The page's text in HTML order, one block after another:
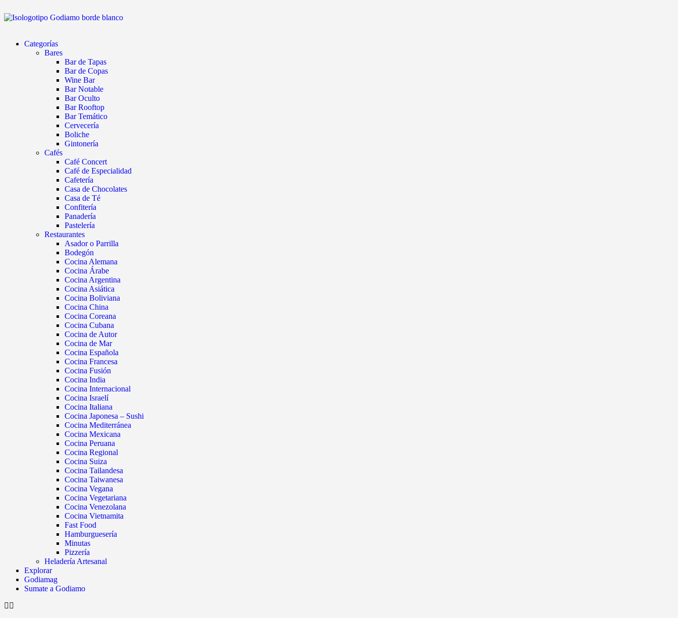
Categorías
Bares
Bar de Tapas
Bar de Copas
Wine Bar
Bar Notable
Bar Oculto
Bar Rooftop
Bar Temático
Cervecería
Boliche
Gintonería
Cafés
Café Concert
Café de Especialidad
Cafetería
Casa de Chocolates
Casa de Té
Confitería
Panadería
Pastelería
Restaurantes
Asador o Parrilla
Bodegón
Cocina Alemana
Cocina Árabe
Cocina Argentina
Cocina Asiática
Cocina Boliviana
Cocina China
Cocina Coreana
Cocina Cubana
Cocina de Autor
Cocina de Mar
Cocina Española
Cocina Francesa
Cocina Fusión
Cocina India
Cocina Internacional
Cocina Israelí
Cocina Italiana
Cocina Japonesa – Sushi
Cocina Mediterránea
Cocina Mexicana
Cocina Peruana
Cocina Regional
Cocina Suiza
Cocina Tailandesa
Cocina Taiwanesa
Cocina Vegana
Cocina Vegetariana
Cocina Venezolana
Cocina Vietnamita
Fast Food
Hamburguesería
Minutas
Pizzería
Heladería Artesanal
Explorar
Godiamag
Sumate a Godiamo